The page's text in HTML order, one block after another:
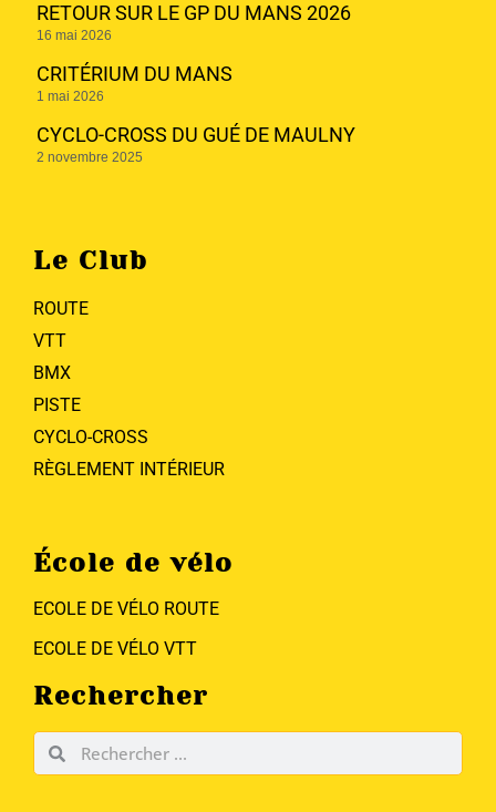
RETOUR SUR LE GP DU MANS 2026
16 mai 2026
CRITÉRIUM DU MANS
1 mai 2026
CYCLO-CROSS DU GUÉ DE MAULNY
2 novembre 2025
Le Club
ROUTE
VTT
BMX
PISTE
CYCLO-CROSS
RÈGLEMENT INTÉRIEUR
École de vélo
ECOLE DE VÉLO ROUTE
ECOLE DE VÉLO VTT
Rechercher